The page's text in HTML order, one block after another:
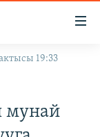
19:33
мунай